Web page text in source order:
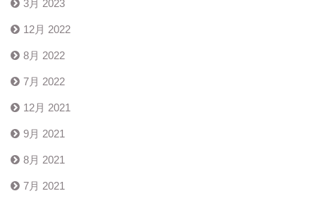
3月 2023
12月 2022
8月 2022
7月 2022
12月 2021
9月 2021
8月 2021
7月 2021